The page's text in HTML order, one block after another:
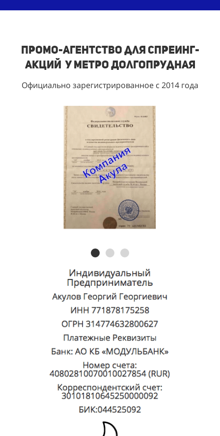
Промо-агентство для спреинг-
акций у метро Долгопрудная
Официально зарегистрированное с 2014 года